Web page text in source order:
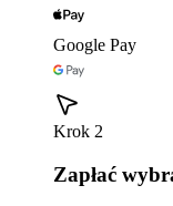
Google Pay
Krok 2
Zapłać